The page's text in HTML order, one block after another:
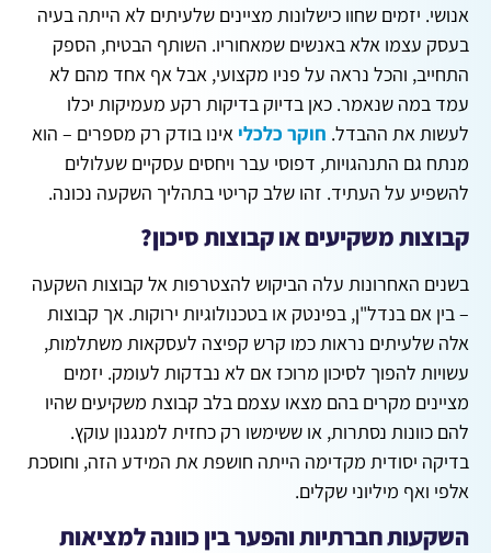
אנושי. יזמים שחוו כישלונות מציינים שלעיתים לא הייתה בעיה
בעסק עצמו אלא באנשים שמאחוריו. השותף הבטיח, הספק
התחייב, והכל נראה על פניו מקצועי, אבל אף אחד מהם לא
עמד במה שנאמר. כאן בדיוק בדיקות רקע מעמיקות יכלו
לעשות את ההבדל. חוקר כלכלי אינו בודק רק מספרים – הוא
מנתח גם התנהגויות, דפוסי עבר ויחסים עסקיים שעלולים
להשפיע על העתיד. זהו שלב קריטי בתהליך השקעה נכונה.
קבוצות משקיעים או קבוצות סיכון?
בשנים האחרונות עלה הביקוש להצטרפות אל קבוצות השקעה
– בין אם בנדל"ן, בפינטק או בטכנולוגיות ירוקות. אך קבוצות
אלה שלעיתים נראות כמו קרש קפיצה לעסקאות משתלמות,
עשויות להפוך לסיכון מרוכז אם לא נבדקות לעומק. יזמים
מציינים מקרים בהם מצאו עצמם בלב קבוצת משקיעים שהיו
להם כוונות נסתרות, או ששימשו רק כחזית למנגנון עוקץ.
בדיקה יסודית מקדימה הייתה חושפת את המידע הזה, וחוסכת
אלפי ואף מיליוני שקלים.
השקעות חברתיות והפער בין כוונה למציאות